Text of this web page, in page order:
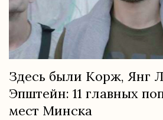
Здесь были Корж, Янг
Эпштейн: 11 главных
мест Минска